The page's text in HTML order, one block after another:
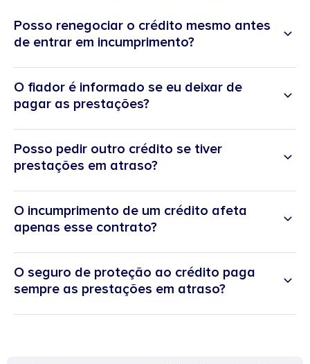
Posso renegociar o crédito mesmo antes
de entrar em incumprimento?
O fiador é informado se eu deixar de
pagar as prestações?
Posso pedir outro crédito se tiver
prestações em atraso?
O incumprimento de um crédito afeta
apenas esse contrato?
O seguro de proteção ao crédito paga
sempre as prestações em atraso?